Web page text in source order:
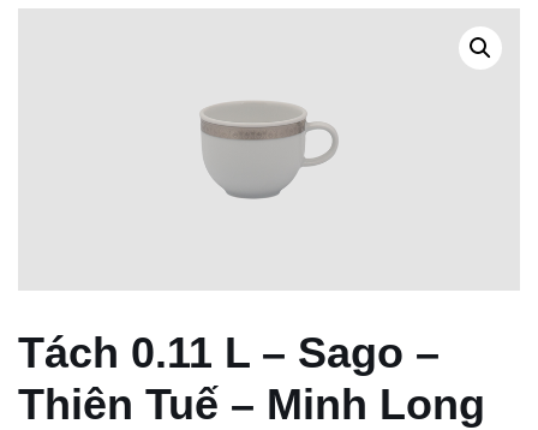
Tách 0.11 L – Sago –
Thiên Tuế – Minh Long